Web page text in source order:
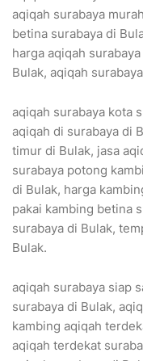
aqiqah surabaya
betina surabaya di
harga aqiqah
Bulak, aqiqah
aqiqah surabaya kota
aqiqah di surabaya di
timur di Bulak, jasa
surabaya potong
di Bulak, harga
pakai kambing betina
surabaya di Bulak,
Bulak.
aqiqah surabaya siap
surabaya di Bulak,
kambing aqiqah
aqiqah terdekat